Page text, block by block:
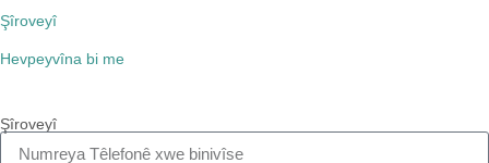
Şîroveyî
Hevpeyvîna bi me
Şîroveyî